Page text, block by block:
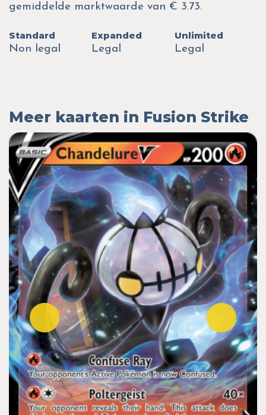
gemiddelde marktwaarde van € 3.73.
Standard
Non legal
Expanded
Legal
Unlimited
Legal
Meer kaarten in Fusion Strike